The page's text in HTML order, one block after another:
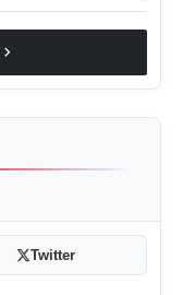
chevron_right
Twitter